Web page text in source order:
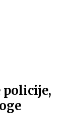
policije,